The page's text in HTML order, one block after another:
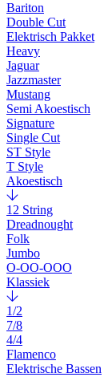
Bariton
Double Cut
Elektrisch Pakket
Heavy
Jaguar
Jazzmaster
Mustang
Semi Akoestisch
Signature
Single Cut
ST Style
T Style
Akoestisch
12 String
Dreadnought
Folk
Jumbo
O-OO-OOO
Klassiek
1/2
7/8
4/4
Flamenco
Elektrische Bassen